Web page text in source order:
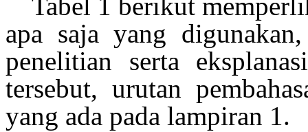
apa saja yang
penelitian serta
tersebut, urutan
yang ada pada lampiran 1.